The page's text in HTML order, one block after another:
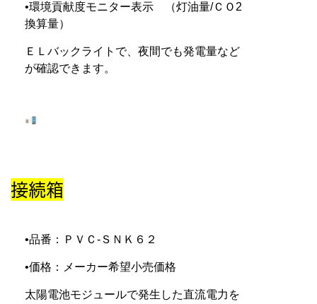
•環境貢献度モニター表示 （灯油量/ＣＯ2
換算量）
ＥＬバックライトで、夜間でも発電量など
が確認できます。
接続箱
•品番：ＰＶＣ-ＳＮＫ６２
•価格：メーカー希望小売価格
太陽電池モジュールで発生した直流電力を